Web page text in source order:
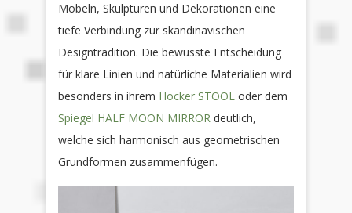
Möbeln, Skulpturen und Dekorationen eine
tiefe Verbindung zur skandinavischen
Designtradition. Die bewusste Entscheidung
für klare Linien und natürliche Materialien wird
besonders in ihrem Hocker STOOL oder dem
Spiegel HALF MOON MIRROR deutlich,
welche sich harmonisch aus geometrischen
Grundformen zusammenfügen.